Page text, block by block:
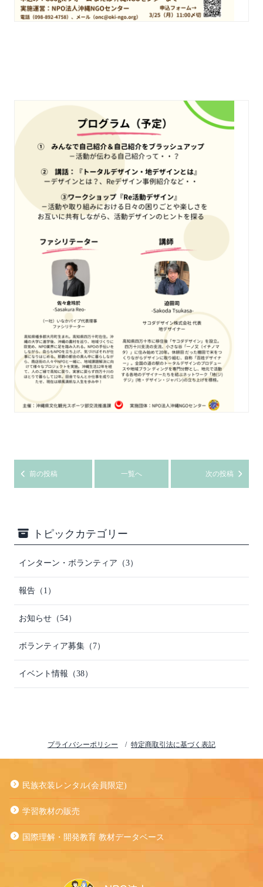
前の投稿 一覧へ 次の投稿
トピックカテゴリー
インターン・ボランティア（3）
報告（1）
お知らせ（54）
ボランティア募集（7）
イベント情報（38）
プライバシーポリシー 特定商取引法に基づく表記
民族衣装レンタル(会員限定)
学習教材の販売
国際理解・開発教育 教材データベース